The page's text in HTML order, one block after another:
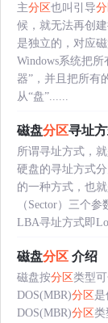
主分区也叫引导
候，就无法再创
是独立的，对应
Windows系统把所
器”，并且把所有
从“盘”......
磁盘分区寻址
所谓寻址方式，
硬盘的寻址方式
的一种方式，也
（Sector）三个
LBA寻址方式即
磁盘分区 介绍
磁盘按分区类型
DOS(MBR)分区
DOS(MBR)分区